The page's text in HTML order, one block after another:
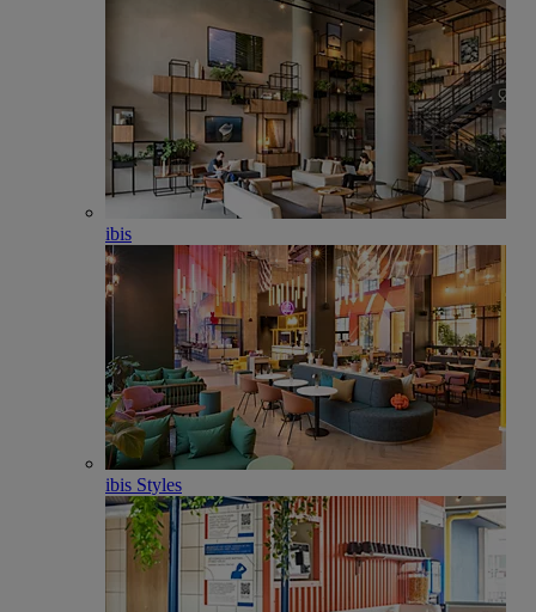
ibis
ibis Styles